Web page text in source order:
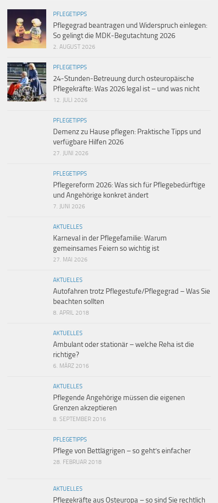
PFLEGETIPPS
Pflegegrad beantragen und Widerspruch einlegen:
So gelingt die MDK-Begutachtung 2026
2. AUGUST 2026
PFLEGETIPPS
24-Stunden-Betreuung durch osteuropäische
Pflegekräfte: Was 2026 legal ist – und was nicht
12. JULI 2026
PFLEGETIPPS
Demenz zu Hause pflegen: Praktische Tipps und
verfügbare Hilfen 2026
27. JUNI 2026
PFLEGETIPPS
Pflegereform 2026: Was sich für Pflegebedürftige
und Angehörige konkret ändert
7. JUNI 2026
AKTUELLES
Karneval in der Pflegefamilie: Warum
gemeinsames Feiern so wichtig ist
27. MAI 2026
AKTUELLES
Autofahren trotz Pflegestufe/Pflegegrad – Was Sie
beachten sollten
8. APRIL 2018
AKTUELLES
Ambulant oder stationär – welche Reha ist die
richtige?
6. MÄRZ 2016
AKTUELLES
Pflegende Angehörige müssen die eigenen
Grenzen akzeptieren
8. SEPTEMBER 2016
PFLEGETIPPS
Pflege von Bettlägrigen – so geht’s einfacher
28. FEBRUAR 2018
AKTUELLES
Pflegekräfte aus Osteuropa – so sind Sie rechtlich